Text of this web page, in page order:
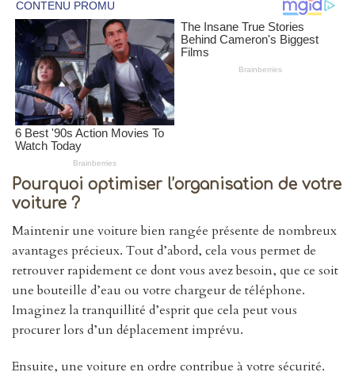
Pourquoi optimiser l’organisation de votre
voiture ?
Maintenir une voiture bien rangée présente de nombreux
avantages précieux. Tout d’abord, cela vous permet de
retrouver rapidement ce dont vous avez besoin, que ce soit
une bouteille d’eau ou votre chargeur de téléphone.
Imaginez la tranquillité d’esprit que cela peut vous
procurer lors d’un déplacement imprévu.
Ensuite, une voiture en ordre contribue à votre sécurité.